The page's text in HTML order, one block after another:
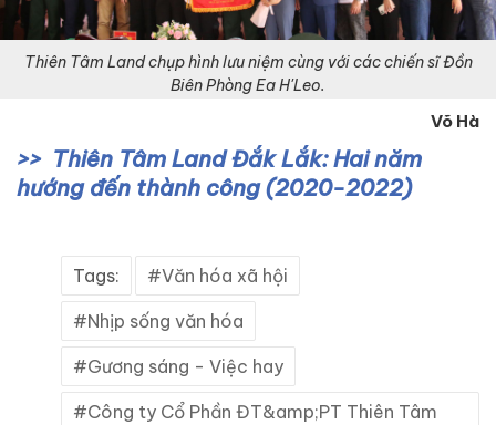
Thiên Tâm Land chụp hình lưu niệm cùng với các chiến sĩ Đồn
Biên Phòng Ea H'Leo.
Võ Hà
Thiên Tâm Land Đắk Lắk: Hai năm
hướng đến thành công (2020-2022)
Tags: Văn hóa xã hội
Nhịp sống văn hóa
Gương sáng - Việc hay
Công ty Cổ Phần ĐT&amp;PT Thiên Tâm